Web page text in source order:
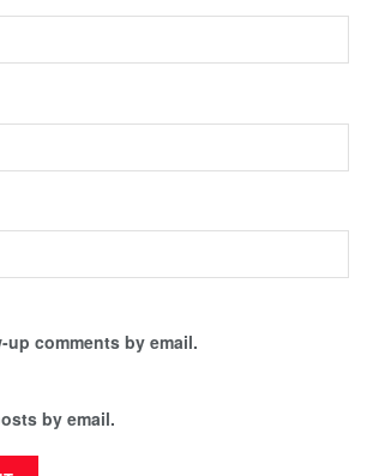
comments by email.
by email.